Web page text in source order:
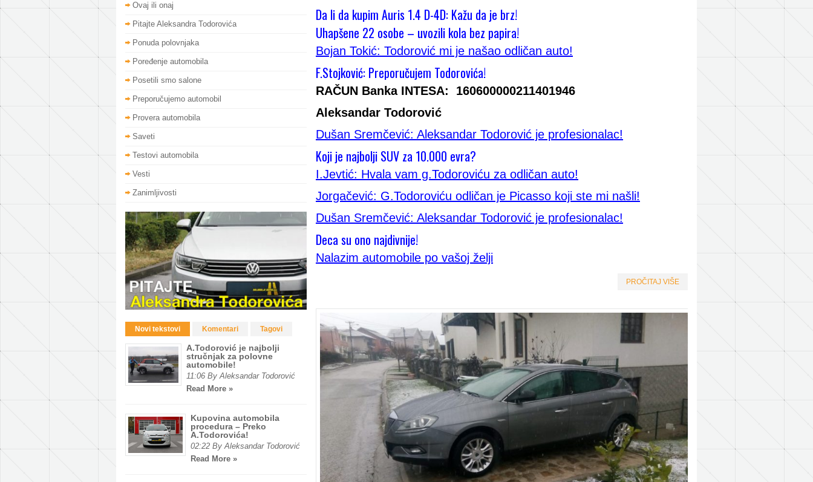
Da li da kupim Auris 1.4 D-4D: Kažu da je brz!
Uhapšene 22 osobe – uvozili kola bez papira!
Bojan Tokić: Todorović mi je našao odličan auto!
F.Stojković: Preporučujem Todorovića!
RAČUN Banka INTESA: 160600000211401946
Aleksandar Todorović
Dušan Sremčević: Aleksandar Todorović je profesionalac!
Koji je najbolji SUV za 10.000 evra?
I.Jevtić: Hvala vam g.Todoroviću za odličan auto!
Jorgačević: G.Todoroviću odličan je Picasso koji ste mi našli!
Dušan Sremčević: Aleksandar Todorović je profesionalac!
Deca su ono najdivnije!
Nalazim automobile po vašoj želji
PROČITAJ VIŠE
Ovaj ili onaj
Pitajte Aleksandra Todorovića
Ponuda polovnjaka
Poređenje automobila
Posetili smo salone
Preporučujemo automobil
Provera automobila
Saveti
Testovi automobila
Vesti
Zanimljivosti
Novi tekstovi Komentari Tagovi
A.Todorović je najbolji
stručnjak za polovne
automobile!
11:06 By Aleksandar Todorović
Read More »
Kupovina automobila
procedura – Preko
A.Todorovića!
02:22 By Aleksandar Todorović
Read More »